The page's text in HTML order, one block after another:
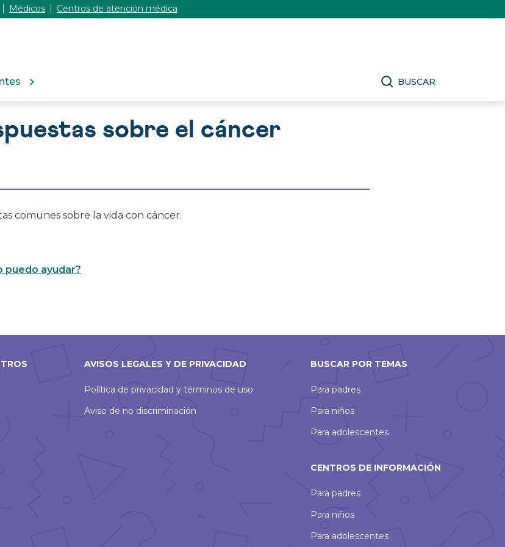
Médicos Centros de atención médica
BUSCAR
sobre el cáncer
comunes sobre la vida con cáncer.
puedo ayudar?
AVISOS LEGALES Y DE PRIVACIDAD
Política de privacidad y términos de uso
Aviso de no discriminación
BUSCAR POR TEMAS
Para padres
Para niños
Para adolescentes
CENTROS DE INFORMACIÓN
Para padres
Para niños
Para adolescentes